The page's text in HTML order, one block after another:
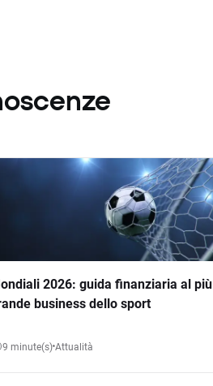
2026: guida finanziaria al più
business dello sport
9 minute(s) Attualità